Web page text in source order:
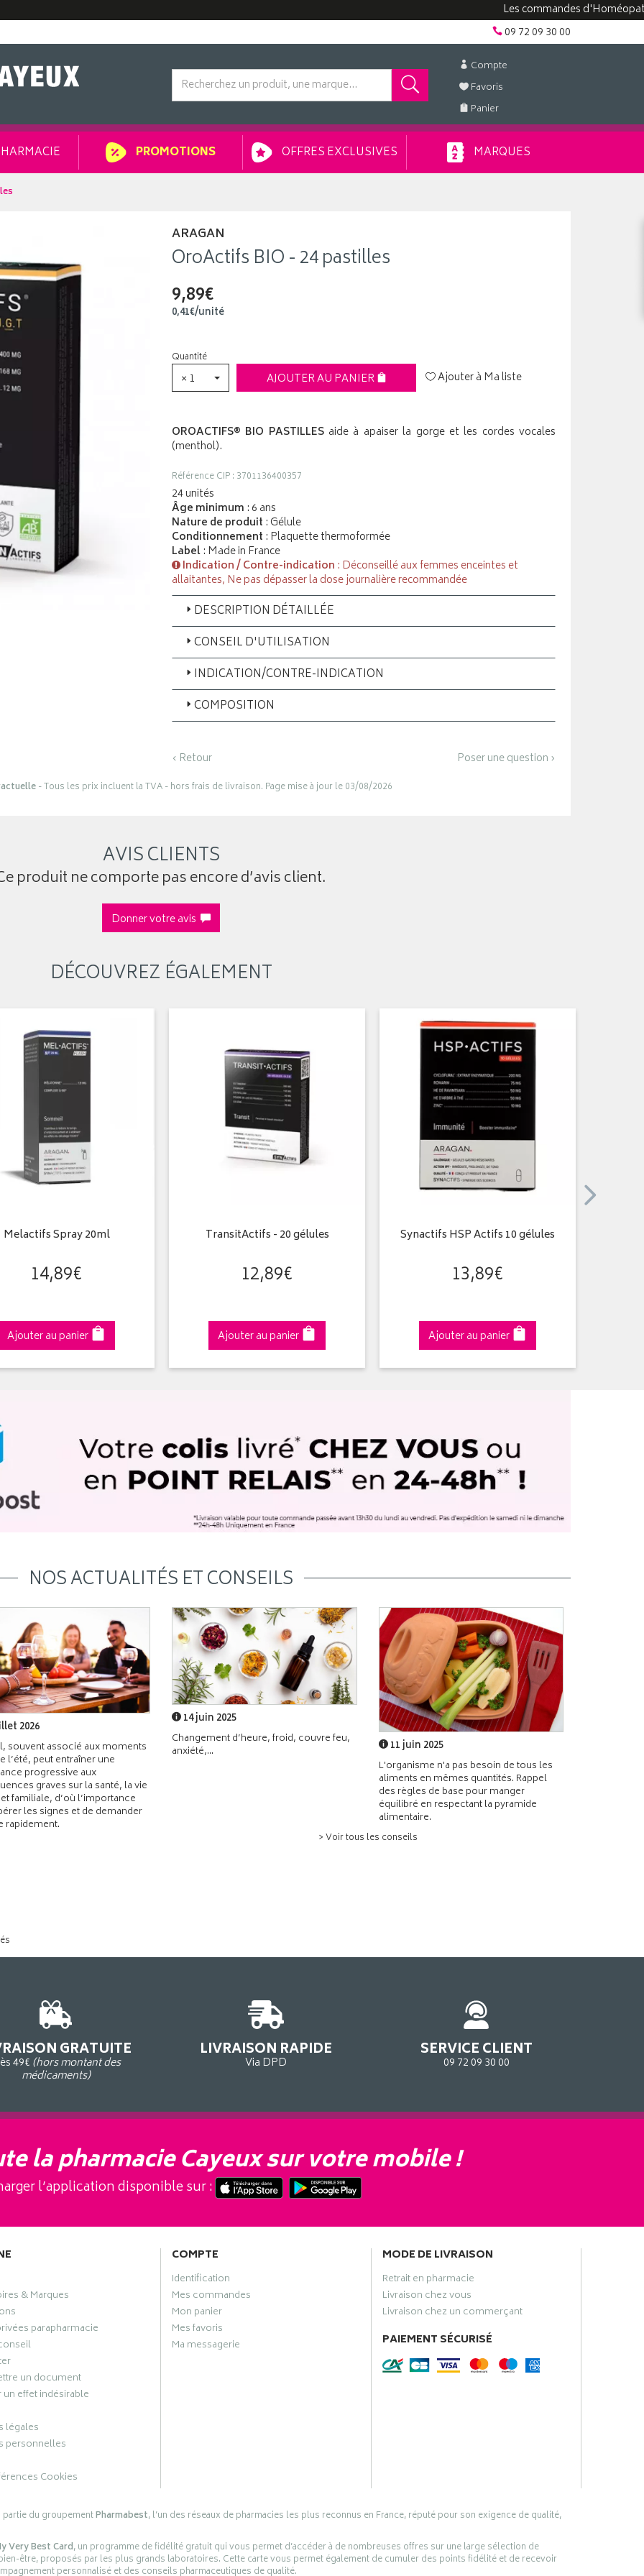
Les commandes d'Homéopathie
09 72 09 30 00
Compte
Favoris
Panier
PROMOTIONS OFFRES EXCLUSIVES MARQUES
ARAGAN
OroActifs BIO - 24 pastilles
9,89€
0,41€/unité
Quantité
× 1 AJOUTER AU PANIER Ajouter à Ma liste
OROACTIFS® BIO PASTILLESaide à apaiser la gorge et les cordes vocales
(menthol).
Référence CIP : 3701136400357
24 unités
Âge minimum : 6 ans
Nature de produit : Gélule
Conditionnement : Plaquette thermoformée
Label: Made in France
Indication / Contre-indication : Déconseillé aux femmes enceintes et
allaitantes, Ne pas dépasser la dose journalière recommandée
DESCRIPTION DÉTAILLÉE
CONSEIL D'UTILISATION
INDICATION/CONTRE-INDICATION
COMPOSITION
‹ Retour Poser une question ›
- Tous les prix incluent la TVA - hors frais de livraison. Page mise à jour le 03/08/2026
AVIS CLIENTS
produit ne comporte pas encore d’avis client.
Donner votre avis
DÉCOUVREZ ÉGALEMENT
Melactifs Spray 20ml
14,89€
Ajouter au panier
TransitActifs - 20 gélules
12,89€
Ajouter au panier
Synactifs HSP Actifs 10 gélules
13,89€
Ajouter au panier
NOS ACTUALITÉS ET CONSEILS
2026
souvent associé aux moments
l’été, peut entraîner une
progressive aux
graves sur la santé, la vie
familiale, d’où l’importance
les signes et de demander
rapidement.
14 juin 2025
Changement d’heure, froid, couvre feu,
anxiété,...
11 juin 2025
L'organisme n'a pas besoin de tous les
aliments en mêmes quantités. Rappel
des règles de base pour manger
équilibré en respectant la pyramide
alimentaire.
> Voir tous les conseils
GRATUITE
49€(hors montant des
médicaments)
LIVRAISON RAPIDE
Via DPD
SERVICE CLIENT
09 72 09 30 00
la pharmacie Cayeux sur votre mobile !
l’application disponible sur :
& Marques
parapharmacie
un document
effet indésirable
légales
personnelles
Cookies
COMPTE
Identification
Mes commandes
Mon panier
Mes favoris
Ma messagerie
MODE DE LIVRAISON
Retrait en pharmacie
Livraison chez vous
Livraison chez un commerçant
PAIEMENT SÉCURISÉ
du groupementPharmabest, l’un des réseaux de pharmacies les plus reconnus en France, réputé pour son exigence de qualité,
Very Best Card, un programme de fidélité gratuit qui vous permet d’accéder à de nombreuses offres sur une large sélection de
être, proposés par les plus grands laboratoires. Cette carte vous permet également de cumuler des points fidélité et de recevoir
personnalisé et des conseils pharmaceutiques de qualité.